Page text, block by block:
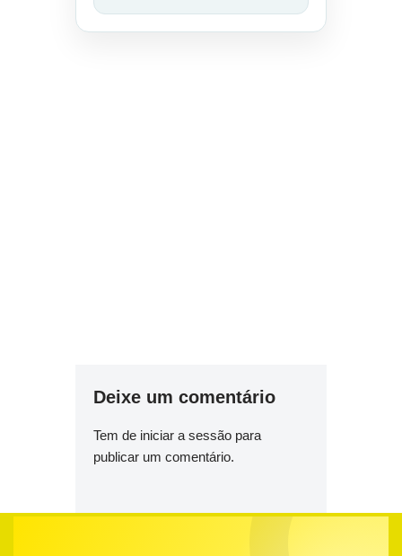
Deixe um comentário
Tem de iniciar a sessão para
publicar um comentário.